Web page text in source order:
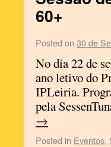
60+
Posted on 30 de
No dia 22 de
ano letivo do
IPLeiria.
pela
→
Posted in Eventos,